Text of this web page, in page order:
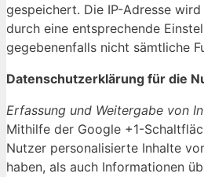
gespeichert. Die IP-Adresse
durch eine entsprechende
gegebenenfalls nicht sämtliche
Datenschutzerklärung für die
Erfassung und Weitergabe von
Mithilfe der Google +1-
Nutzer personalisierte Inhalte
haben, als auch Informationen